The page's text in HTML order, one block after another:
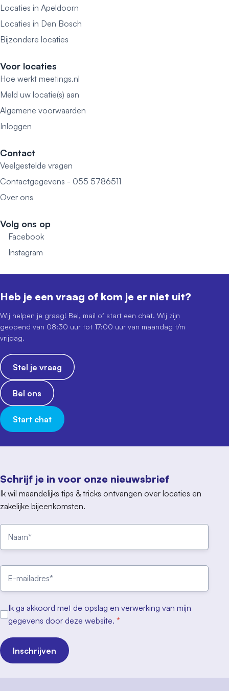
Locaties in Apeldoorn
Locaties in Den Bosch
Bijzondere locaties
Voor locaties
Hoe werkt meetings.nl
Meld uw locatie(s) aan
Algemene voorwaarden
Inloggen
Contact
Veelgestelde vragen
Contactgegevens - 055 5786511
Over ons
Volg ons op
Facebook
Instagram
Schrijf je in voor onze nieuwsbrief
Ik wil maandelijks tips & tricks ontvangen over locaties en
zakelijke bijeenkomsten.
Ik ga akkoord met de opslag en verwerking van mijn
gegevens door deze website. *
Inschrijven
Heb je een vraag of kom je er niet uit?
Wij helpen je graag! Bel, mail of start een chat. Wij zijn
geopend van 08:30 uur tot 17:00 uur van maandag t/m
vrijdag.
Stel je vraag
Bel ons
Start chat